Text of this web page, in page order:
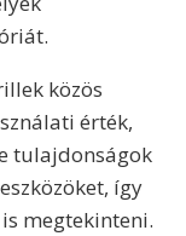
közös
érték,
tulajdonságok
így
megtekinteni.